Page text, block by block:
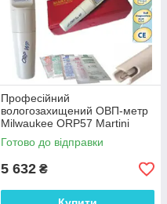
Професійний
вологозахищений ОВП-метр
Milwaukee ORP57 Martini
±1000 mV; ±2 mV
Готово до відправки
5 632 ₴